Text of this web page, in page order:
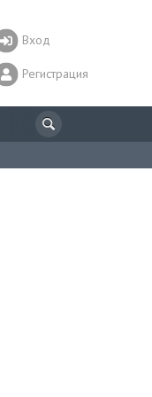
Вход
Регистрация